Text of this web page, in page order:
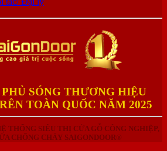
SÓNG THƯƠNG HIỆU
TOÀN QUỐC NĂM 2025
THỐNG SIÊU THỊ CỬA GỖ CÔNG NGHIỆP,
CHỐNG CHÁY SAIGONDOOR®